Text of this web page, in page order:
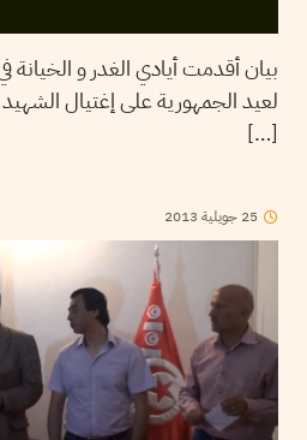
بيان أقدمت أيادي الغدر و الخيانة
لعيد الجمهورية على إغتيال الشهيد
[…]
25 جويلية 2013